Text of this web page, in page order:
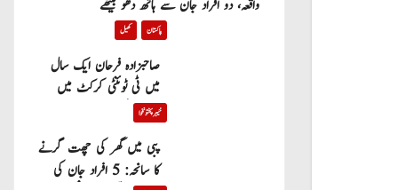
واقعہ، دو افراد جان سے ہاتھ دھو بیٹھے
پاکستان کھیل
صاحبزادہ فرحان ایک سال
میں ٹی ٹوئنٹی کرکٹ میں
100 چھکے لگانے والے پہلے
پاکستانی بیٹر بن گئے
خیبر پختونخوا
پبی میں گھر کی چھت گرنے
کا سانحہ: 5 افراد جان کی